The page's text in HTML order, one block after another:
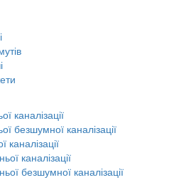
каналізації
безшумної каналізації
каналізації
каналізації
безшумної каналізації